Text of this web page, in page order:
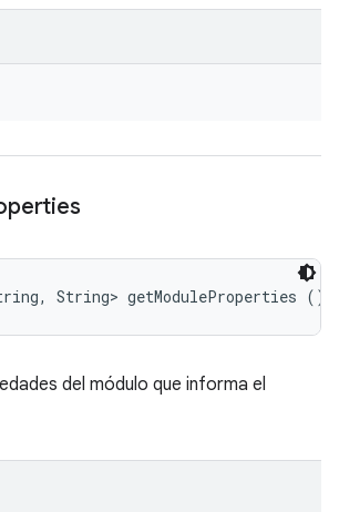
String> getModuleProperties ()
del módulo que informa el